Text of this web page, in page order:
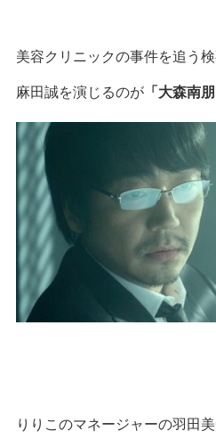
美容クリニックの事件を追う検
麻田誠を演じるのが 「大森南朋
りりこのマネージャーの羽田